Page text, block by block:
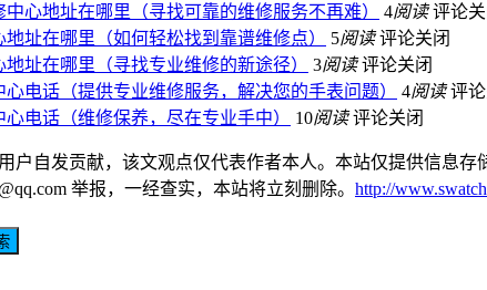
中心地址在哪里（寻找可靠的维修服务不再难）
4阅读 评论关
地址在哪里（如何轻松找到靠谱维修点）
5阅读 评论关闭
地址在哪里（寻找专业维修的新途径）
3阅读 评论关闭
心电话（提供专业维修服务，解决您的手表问题）
4阅读 评
心电话（维修保养，尽在专业手中）
10阅读 评论关闭
户自发贡献，该文观点仅代表作者本人。本站仅提供信息
举报，一经查实，本站将立刻删除。 http://